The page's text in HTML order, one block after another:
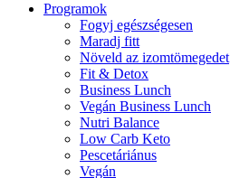
Programok
Fogyj egészségesen
Maradj fitt
Növeld az izomtömegedet
Fit & Detox
Business Lunch
Vegán Business Lunch
Nutri Balance
Low Carb Keto
Pescetáriánus
Vegán